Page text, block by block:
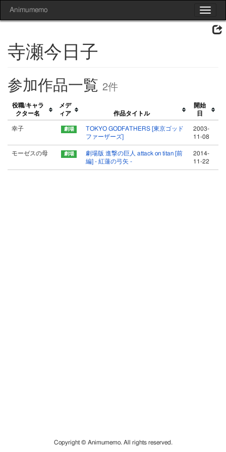
Toggle
Animumemo
寺瀬今日子
参加作品一覧 2件
役職/キャラ
クター名
メデ
ィア
作品タイトル
開始
日
幸子
TOKYO GODFATHERS [東京ゴッド
ファーザーズ]
2003-
11-08
モーゼスの母
劇場版 進撃の巨人 attack on titan [前
編] - 紅蓮の弓矢 -
2014-
11-22
Copyright © Animumemo. All rights reserved.